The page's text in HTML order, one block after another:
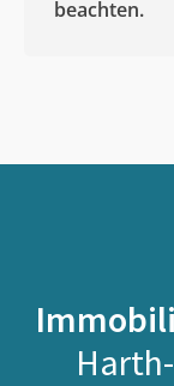
beachten.